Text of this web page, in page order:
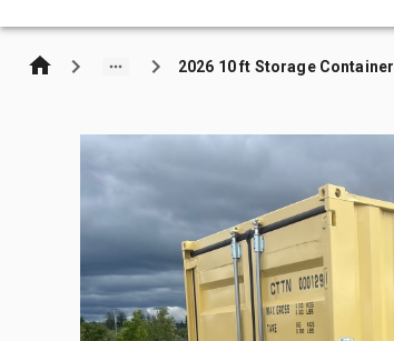
2026 10 ft Storage Container